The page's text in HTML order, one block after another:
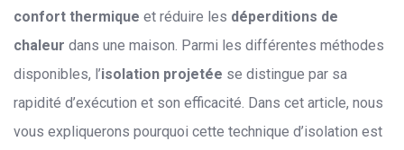
confort thermique et réduire les déperditions de
chaleur dans une maison. Parmi les différentes méthodes
disponibles, l’isolation projetée se distingue par sa
rapidité d’exécution et son efficacité. Dans cet article, nous
vous expliquerons pourquoi cette technique d’isolation est